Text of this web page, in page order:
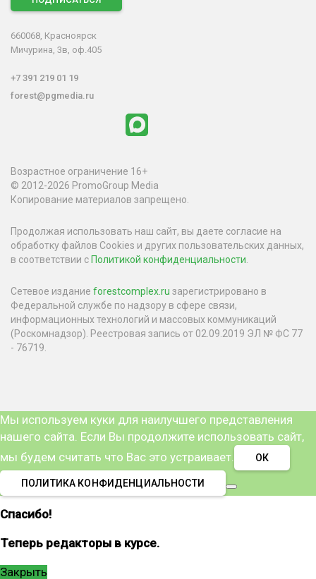
660068, Красноярск
Мичурина, 3в, оф.405
+7 391 219 01 19
forest@pgmedia.ru
Возрастное ограничение 16+
© 2012-2026 PromoGroup Media
Копирование материалов запрещено.
Продолжая использовать наш сайт, вы даете согласие на
обработку файлов Cookies и других пользовательских данных,
в соответствии сПолитикой конфиденциальности
Сетевое издание forestcomplex.ru зарегистрировано в
Федеральной службе по надзору в сфере связи,
информационных технологий и массовых коммуникаций
(Роскомнадзор). Реестровая запись от 02.09.2019 ЭЛ № ФС 77
- 76719.
Мы используем куки для наилучшего представления
нашего сайта. Если Вы продолжите использовать сайт,
мы будем считать что Вас это устраивает.
ОК
ПОЛИТИКА КОНФИДЕНЦИАЛЬНОСТИ
Спасибо!
Теперь редакторы в курсе.
Закрыть